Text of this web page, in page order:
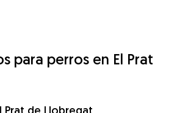
para perros en El Prat